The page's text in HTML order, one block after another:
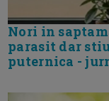
Nori in
parasit dar
puternica -